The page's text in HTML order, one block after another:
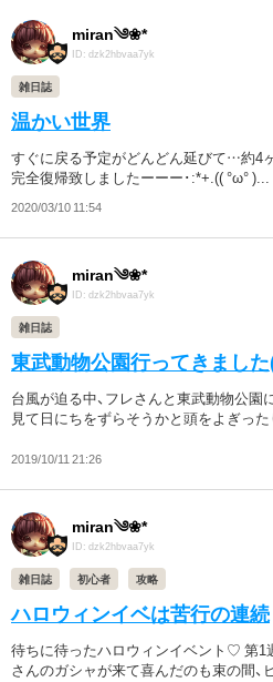
miran༄❀*
ID: dzk2hbvaa7yk
雑日誌
温かい世界
すぐに戻る予定がどんどん延びて…約4
完全復帰致しましたーーー･:*+.(( °ω° )...
2020/03/10 11:54
miran༄❀*
ID: dzk2hbvaa7yk
雑日誌
東武動物公園行ってきました
台風が迫る中、フレさんと東武動物公園
見て日にちをずらそうかと頭をよぎっ
2019/10/11 21:26
miran༄❀*
ID: dzk2hbvaa7yk
雑日誌 初心者 攻略
ハロウィンイベは苦行の連続
待ちに待ったハロウィンイベント♡ 第1
さんのガシャが来て喜んだのも束の間、